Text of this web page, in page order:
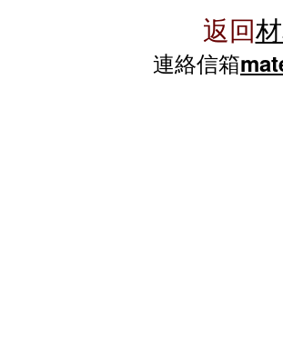
返回
連絡信箱